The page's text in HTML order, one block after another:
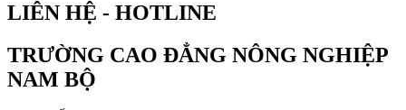
LIÊN HỆ - HOTLINE
TRƯỜNG CAO ĐẲNG NÔNG NGHIỆP
NAM BỘ